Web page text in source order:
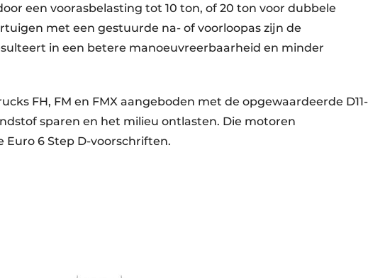
een voorasbelasting tot 10 ton, of 20 ton voor dubbele
met een gestuurde na- of voorloopas zijn de
in een betere manoeuvreerbaarheid en minder
FH, FM en FMX aangeboden met de opgewaardeerde D11-
sparen en het milieu ontlasten. Die motoren
6 Step D-voorschriften.